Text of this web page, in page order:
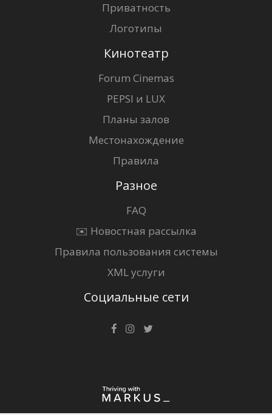
Приватность
Логотипы
Кинотеатр
Forum Cinemas
PEPSI и LUX
Планы залов
Местонахождение
Правила
Разное
FAQ
✉️ Новостная рассылка
Правила пользования системы
XML услуги
Социальные сети